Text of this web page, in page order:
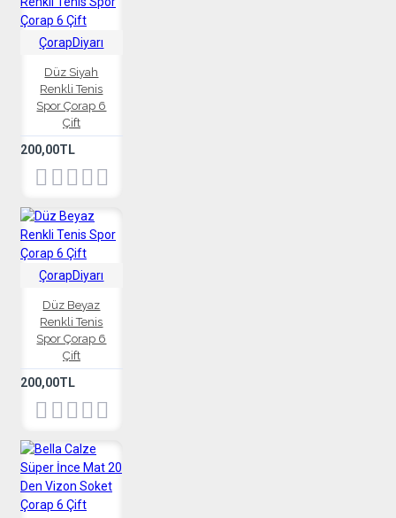
ÇorapDiyarı
Düz Siyah
Renkli Tenis
Spor Çorap 6
Çift
200,00TL
ÇorapDiyarı
Düz Beyaz
Renkli Tenis
Spor Çorap 6
Çift
200,00TL